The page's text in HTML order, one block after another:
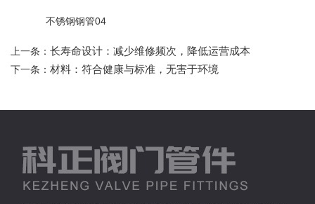
不锈钢钢管04
上一条： 长寿命设计：减少维修频次，降低运营成本
下一条： 材料：符合健康与标准，无害于环境